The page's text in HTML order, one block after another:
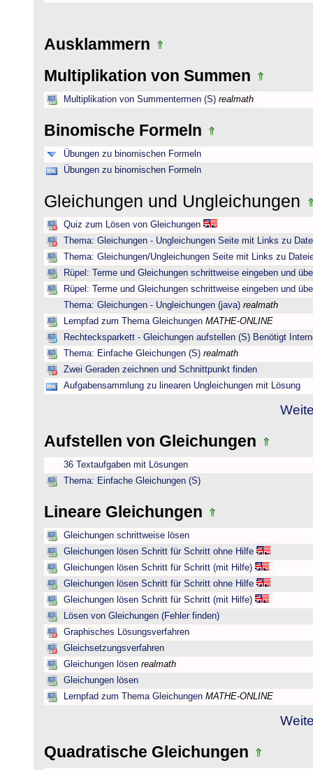
Ausklammern
Multiplikation von Summen
Multiplikation von Summentermen (S) realmath
Binomische Formeln
Übungen zu binomischen Formeln
Übungen zu binomischen Formeln
Gleichungen und Ungleichungen
Quiz zum Lösen von Gleichungen
Thema: Gleichungen - Ungleichungen Seite mit Links zu
Thema: Gleichungen/Ungleichungen Seite mit Links zu
Rüpel: Terme und Gleichungen schrittweise eingeben und
Rüpel: Terme und Gleichungen schrittweise eingeben und
Thema: Gleichungen - Ungleichungen (java) realmath
Lernpfad zum Thema Gleichungen MATHE-ONLINE
Rechtecksparkett - Gleichungen aufstellen (S) Benötigt
Thema: Einfache Gleichungen (S) realmath
Zwei Geraden zeichnen und Schnittpunkt finden
Aufgabensammlung zu linearen Ungleichungen mit Lösung
Aufstellen von Gleichungen
36 Textaufgaben mit Lösungen
Thema: Einfache Gleichungen (S)
Lineare Gleichungen
Gleichungen schrittweise lösen
Gleichungen lösen Schritt für Schritt ohne Hilfe
Gleichungen lösen Schritt für Schritt (mit Hilfe)
Gleichungen lösen Schritt für Schritt ohne Hilfe
Gleichungen lösen Schritt für Schritt (mit Hilfe)
Lösen von Gleichungen (Fehler finden)
Graphisches Lösungsverfahren
Gleichsetzungsverfahren
Gleichungen lösen realmath
Gleichungen lösen
Lernpfad zum Thema Gleichungen MATHE-ONLINE
Quadratische Gleichungen